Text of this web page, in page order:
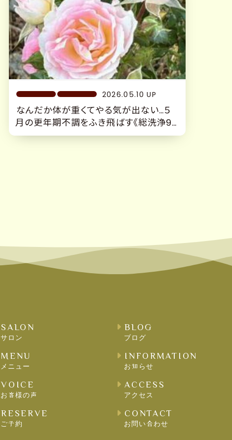
2026.05.10 UP
なんだか体が重くてやる気が出ない…５
月の更年期不調をふき飛ばす《総洗浄90
分》沼津隠れ家サロン
SALON
サロン
MENU
メニュー
VOICE
お客様の声
RESERVE
ご予約
BLOG
ブログ
INFORMATION
お知らせ
ACCESS
アクセス
CONTACT
お問い合わせ